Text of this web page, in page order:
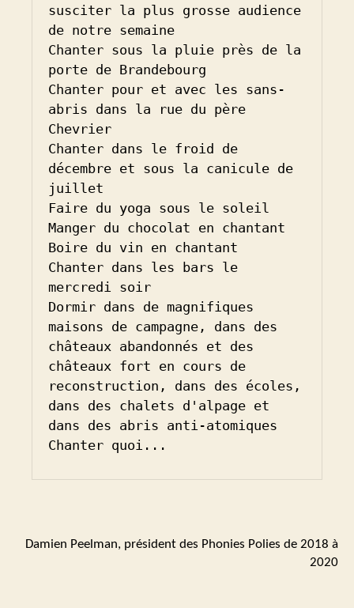
susciter la plus grosse audience
de notre semaine
Chanter sous la pluie près de la
porte de Brandebourg
Chanter pour et avec les sans-
abris dans la rue du père
Chevrier
Chanter dans le froid de
décembre et sous la canicule de
juillet
Faire du yoga sous le soleil
Manger du chocolat en chantant
Boire du vin en chantant
Chanter dans les bars le
mercredi soir
Dormir dans de magnifiques
maisons de campagne, dans des
châteaux abandonnés et des
châteaux fort en cours de
reconstruction, dans des écoles,
dans des chalets d'alpage et
dans des abris anti-atomiques
Chanter quoi...
Damien Peelman, président des Phonies Polies de 2018 à
2020